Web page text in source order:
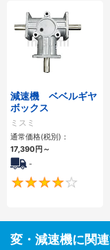
減速機 ベベルギヤ
ボックス
ミスミ
通常価格(税別)：
17,390円～
-
変・減速機に関